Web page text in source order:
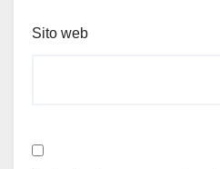
Sito web